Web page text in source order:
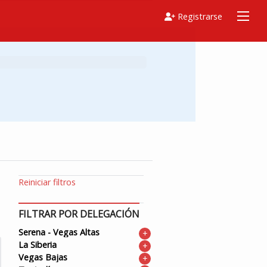
Registrarse
Reiniciar filtros
FILTRAR POR DELEGACIÓN